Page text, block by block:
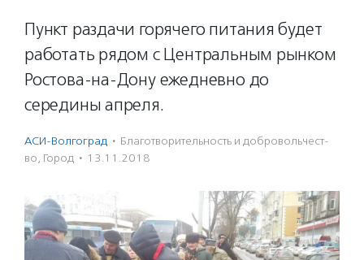
Пункт раздачи горячего питания будет
работать рядом с Центральным рынком
Ростова-на-Дону ежедневно до
середины апреля.
АСИ-Волгоград · Благотвори­тель­ность и доброволь­чест­
во, Город · 13.11.2018